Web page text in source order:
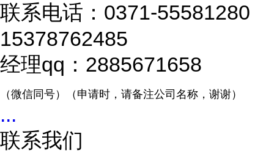
联系电话：0371-55581280
15378762485
经理qq：2885671658
（微信同号）（申请时，请备注公司名称，谢谢）
...
联系我们